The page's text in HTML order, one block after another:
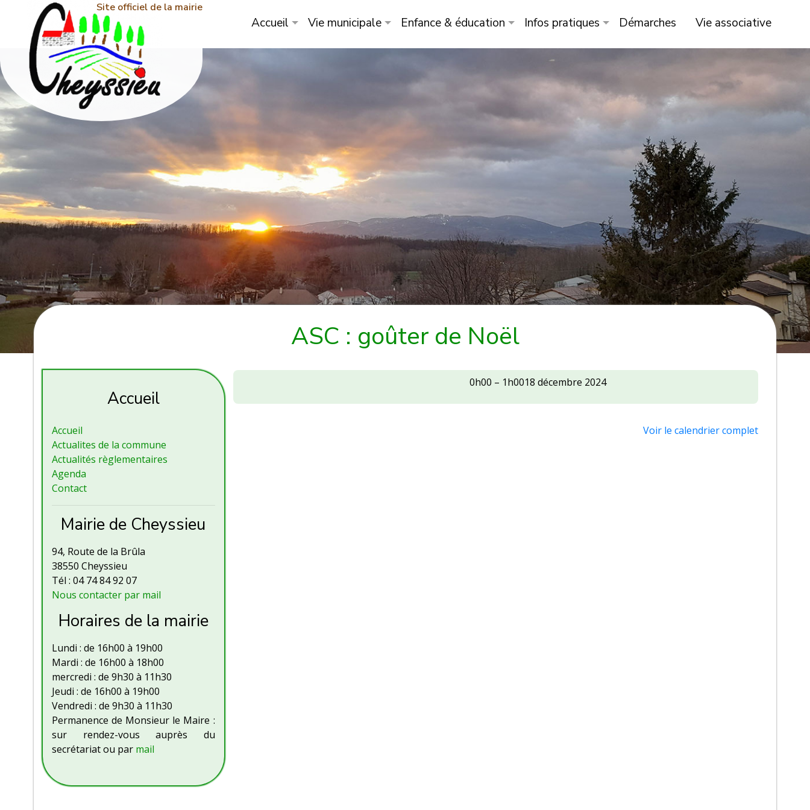
Site officiel de la mairie
Accueil Vie municipale Enfance & éducation Infos pratiques Démarches Vie associative
ASC : goûter de Noël
Accueil
Accueil
Actualites de la commune
Actualités règlementaires
Agenda
Contact
Mairie de Cheyssieu
94, Route de la Brûla
38550 Cheyssieu
Tél : 04 74 84 92 07
Nous contacter par mail
Horaires de la mairie
Lundi : de 16h00 à 19h00
Mardi : de 16h00 à 18h00
mercredi : de 9h30 à 11h30
Jeudi : de 16h00 à 19h00
Vendredi : de 9h30 à 11h30
Permanence de Monsieur le Maire :
sur rendez-vous auprès du
secrétariat ou par mail
ASC
goûter
0h00 – 1h0018 décembre 2024
Voir le calendrier complet